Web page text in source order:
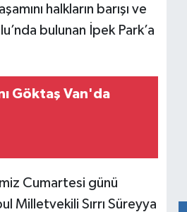
halkların barışı ve
bulunan İpek Park’a
Göktaş Van'da
Cumartesi günü
Milletvekili Sırrı Süreyya